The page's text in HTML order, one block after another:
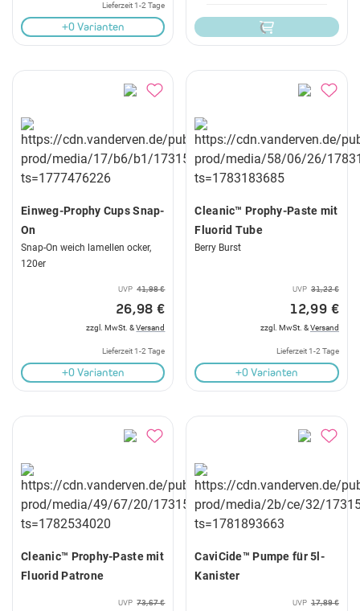
Lieferzeit 1-2 Tage
+0 Varianten
Einweg-Prophy Cups Snap-
On
Snap-On weich lamellen ocker,
120er
UVP 41,98 €
26,98 €
zzgl. MwSt. &Versand
Lieferzeit 1-2 Tage
+0 Varianten
Cleanic™ Prophy-Paste mit
Fluorid Tube
Berry Burst
UVP 31,22 €
12,99 €
zzgl. MwSt. &Versand
Lieferzeit 1-2 Tage
+0 Varianten
Cleanic™ Prophy-Paste mit
Fluorid Patrone
UVP 73,67 €
CaviCide™ Pumpe für 5l-
Kanister
UVP 17,89 €